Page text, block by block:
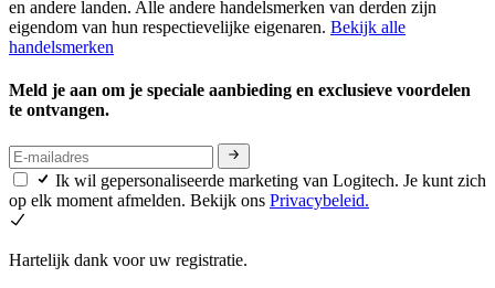
en andere landen. Alle andere handelsmerken van derden zijn
eigendom van hun respectievelijke eigenaren. Bekijk alle
handelsmerken
Meld je aan om je speciale aanbieding en exclusieve voordelen
te ontvangen.
Ik wil gepersonaliseerde marketing van Logitech. Je kunt zich
op elk moment afmelden. Bekijk ons Privacybeleid.
Hartelijk dank voor uw registratie.